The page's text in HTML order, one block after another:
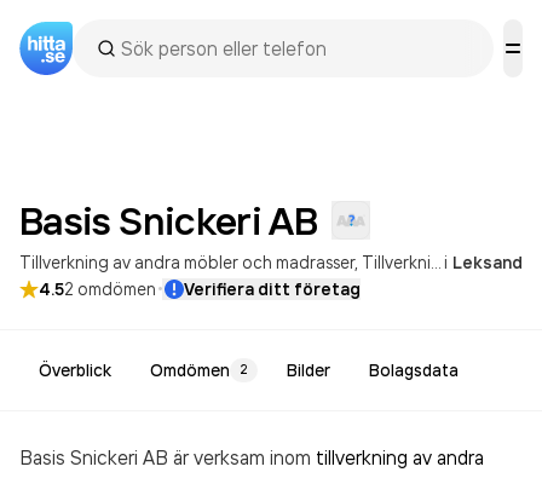
Basis SnickeriAB
Tillverkning av andra möbler och madrasser Tillverkning av köksmöbler i Leksand
4.52 omdömen· Verifiera ditt företag
Överblick Omdömen 2 Bilder Bolagsdata
Basis Snickeri AB är verksam inom tillverkning av andra